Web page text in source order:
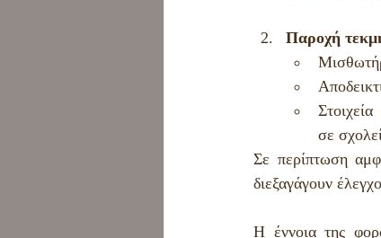
Παροχή
σε
Σε περίπτωση
διεξαγάγουν
Η έννοια της